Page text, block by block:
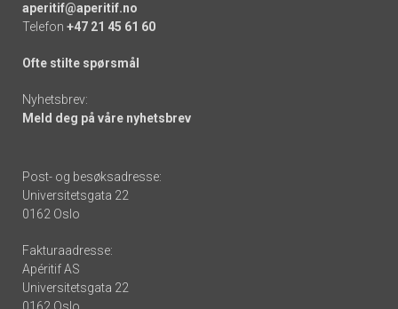
aperitif@aperitif.no
Telefon +47 21 45 61 60
Ofte stilte spørsmål
Nyhetsbrev:
Meld deg på våre nyhetsbrev
Post- og besøksadresse:
Universitetsgata 22
0162 Oslo
Fakturaadresse:
Apéritif AS
Universitetsgata 22